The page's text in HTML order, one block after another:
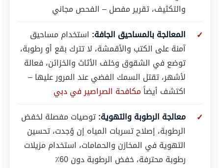
والتكثيف، تقرير مفصل – الفحص مجاني
المعالجة بالمساحيق الجافة: استخدام مساحيق
آمنة على الكتب والأقمشة، لا تترك بقع أو رطوبة،
توضع في الشقوق وخلف الأثاث والخزائن، فعالة
لأشهر، تقتل السمك الفضي عند المرور عليها –
اكتشف أيضاًمكافحة الصراصير في دبي
معالجة الرطوبة والتهوية:توصيات مفصلة لخفض
الرطوبة، إصلاح تسربات المياه إن وُجدت، تحسين
التهوية في المخازن والحمامات، استخدام مزيلات
رطوبة محترفة، خفض الرطوبة دون 60٪